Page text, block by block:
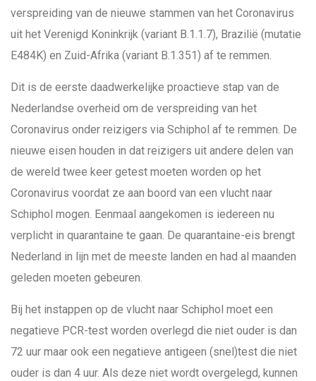
verspreiding van de nieuwe stammen van het Coronavirus
uit het Verenigd Koninkrijk (variant B.1.1.7), Brazilië (mutatie
E484K) en Zuid-Afrika (variant B.1.351) af te remmen.
Dit is de eerste daadwerkelijke proactieve stap van de
Nederlandse overheid om de verspreiding van het
Coronavirus onder reizigers via Schiphol af te remmen. De
nieuwe eisen houden in dat reizigers uit andere delen van
de wereld twee keer getest moeten worden op het
Coronavirus voordat ze aan boord van een vlucht naar
Schiphol mogen. Eenmaal aangekomen is iedereen nu
verplicht in quarantaine te gaan. De quarantaine-eis brengt
Nederland in lijn met de meeste landen en had al maanden
geleden moeten gebeuren.
Bij het instappen op de vlucht naar Schiphol moet een
negatieve PCR-test worden overlegd die niet ouder is dan
72 uur maar ook een negatieve antigeen (snel)test die niet
ouder is dan 4 uur. Als deze niet wordt overgelegd, kunnen